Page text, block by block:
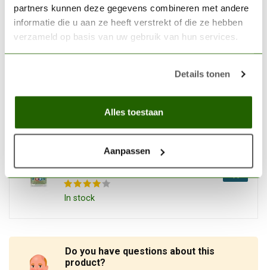
partners kunnen deze gegevens combineren met andere
informatie die u aan ze heeft verstrekt of die ze hebben
verzameld op basis van uw gebruik van hun services.
Details tonen
Alles toestaan
Aanpassen
200ml - 71161 €12,88
Vallejo Surface Primer Grey
40ml - 87038
In stock
€6,99
Do you have questions about this
product?